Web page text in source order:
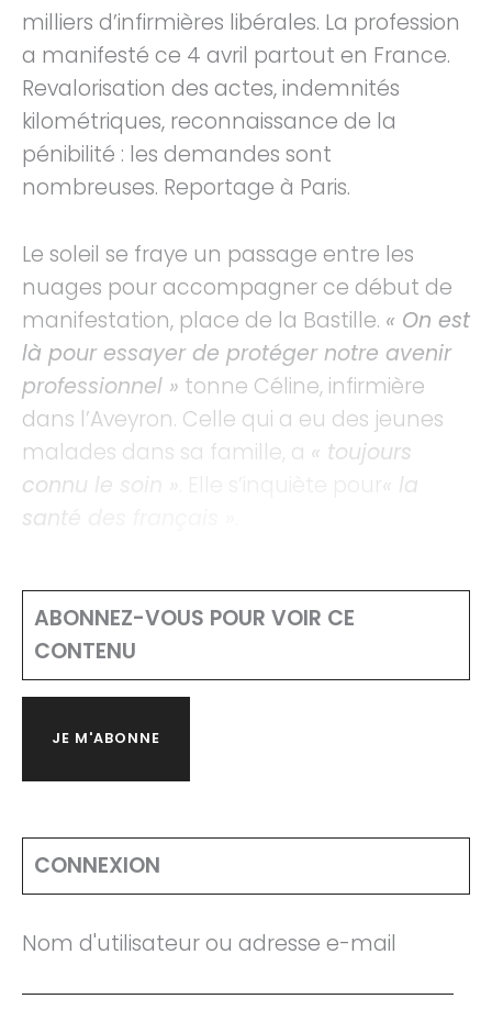
milliers d’infirmières libérales. La profession
a manifesté ce 4 avril partout en France.
Revalorisation des actes, indemnités
kilométriques, reconnaissance de la
pénibilité : les demandes sont
nombreuses. Reportage à Paris.
Le soleil se fraye un passage entre les
nuages pour accompagner ce début de
manifestation, place de la Bastille. « On est
là pour essayer de protéger notre avenir
professionnel » tonne Céline, infirmière
dans l’Aveyron. Celle qui a eu des jeunes
malades dans sa famille, a « toujours
connu le soin »
. Elle s’inquiète pour « la
santé des français »
ABONNEZ-VOUS POUR VOIR CE
CONTENU
JE M'ABONNE
CONNEXION
Nom d'utilisateur ou adresse e-mail